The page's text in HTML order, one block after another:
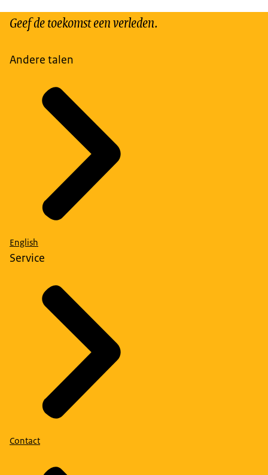
Geef de toekomst een verleden.
Andere talen
English
Service
Contact